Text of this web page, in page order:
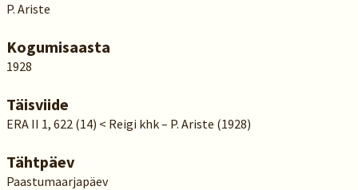
P. Ariste
Kogumisaasta
1928
Täisviide
ERA II 1, 622 (14) < Reigi khk – P. Ariste (1928)
Tähtpäev
Paastumaarjapäev